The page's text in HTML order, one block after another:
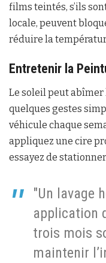
films teintés, s’ils
locale, peuvent
réduire la
Entretenir la
Le soleil peut
quelques gestes
véhicule chaque
appliquez une cire
essayez de
"Un lavage
application
trois mois
maintenir